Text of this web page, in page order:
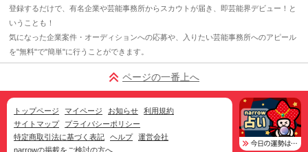
登録するだけで、有名企業や芸能事務所からスカウトが届き、即芸能界デビュー！と
いうことも！
気になった企業案件・オーディションへの応募や、入りたい芸能事務所へのアピール
を"無料"で"簡単"に行うことができます。
ページの一番上へ
トップページ マイページ お知らせ
利用規約
サイトマップ
プライバシーポリシー
特定商取引法に基づく表記
ヘルプ
運営会社
narrowの掲載をご検討の方へ